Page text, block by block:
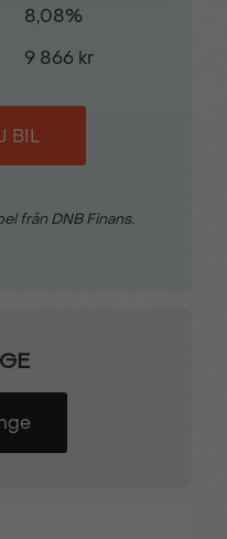
Serviceindikator
lämstöd
8,08%
9 866 kr
BIL
från DNB Finans.